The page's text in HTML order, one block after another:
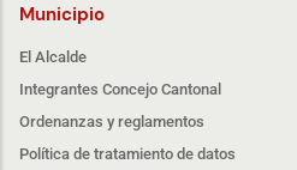
Municipio
El Alcalde
Integrantes Concejo Cantonal
Ordenanzas y reglamentos
Política de tratamiento de datos